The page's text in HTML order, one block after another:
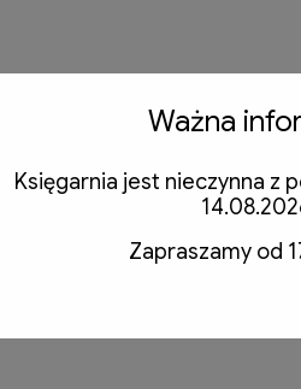
Ważna
Księgarnia jest nieczynna z
Zapraszamy od